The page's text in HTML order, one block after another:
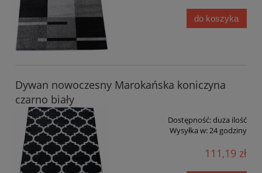
do koszyka
Dywan nowoczesny Marokańska koniczyna
czarno biały
Dostępność:duża ilość
Wysyłka w:24 godziny
111,19 zł